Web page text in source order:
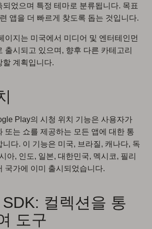
되었으며 특정 테마로 분류됩니다. 목표
앱을 더 빠르게 찾도록 돕는 것입니다.
이지는 미국에서 미디어 및 엔터테인먼
출시되고 있으며, 향후 다른 카테고리
할 계획입니다.
Play의 시청 위치 기능은 사용자가
또는 쇼를 제공하는 모든 앱에 대한 통
니다. 이 기능은 미국, 브라질, 캐나다, 독
아, 인도, 일본, 대한민국, 멕시코, 필리
국가에 이미 출시되었습니다.
컬렉션을 통
도구